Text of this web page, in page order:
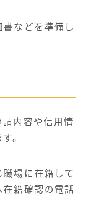
などを準備し
内容や信用情
。
場に在籍して
籍確認の電話